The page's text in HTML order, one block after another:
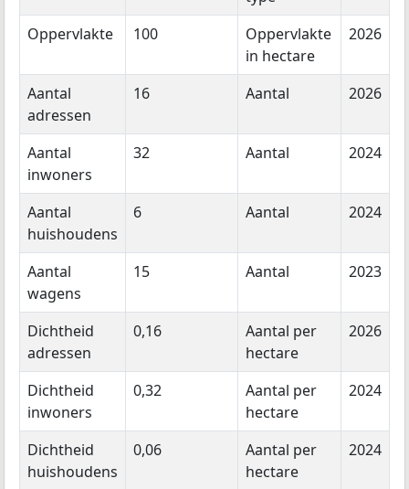
Oppervlakte
100
Oppervlakte
in hectare
2026
Aantal
adressen
16 Aantal 2026
Aantal
inwoners
32 Aantal 2024
Aantal
huishoudens
6 Aantal 2024
Aantal
wagens
15 Aantal 2023
Dichtheid
adressen
0,16
Aantal per
hectare
2026
Dichtheid
inwoners
0,32
Aantal per
hectare
2024
Dichtheid
huishoudens
0,06
Aantal per
hectare
2024